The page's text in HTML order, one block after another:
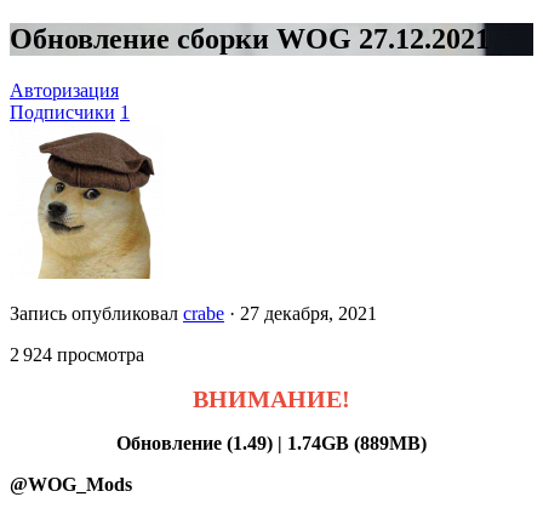
Обновление сборки WOG 27.12.2021
Авторизация
Подписчики 1
Запись опубликовал crabe · 27 декабря, 2021
2 924 просмотра
ВНИМАНИЕ!
Обновление (1.49) | 1.74GB (889MB)
@WOG_Mods